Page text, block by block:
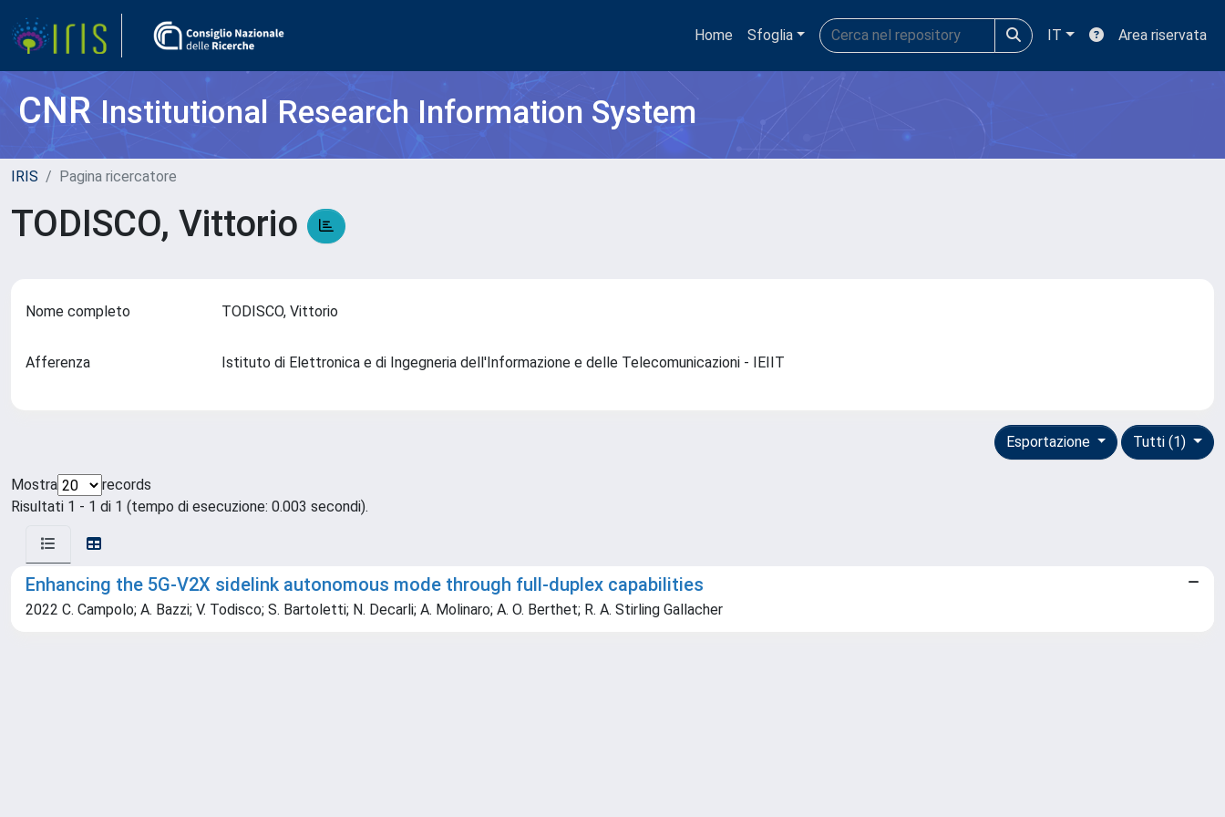
Home Sfoglia IT Area riservata
CNRInstitutional Research Information System
IRIS Pagina ricercatore
TODISCO, Vittorio
Nome completo TODISCO, Vittorio
Afferenza Istituto di Elettronica e di Ingegneria dell'Informazione e delle Telecomunicazioni - IEIIT
Tutti (1)
Esportazione
Mostra
records
Risultati 1 - 1 di 1 (tempo di esecuzione: 0.003 secondi).
Enhancing the 5G-V2X sidelink autonomous mode through full-duplex capabilities
2022 C. Campolo; A. Bazzi; V. Todisco; S. Bartoletti; N. Decarli; A. Molinaro; A. O. Berthet; R. A. Stirling Gallacher